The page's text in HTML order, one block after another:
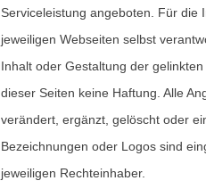
Serviceleistung angeboten. Für die
jeweiligen Webseiten selbst
Inhalt oder Gestaltung der
dieser Seiten keine Haftung. Alle
verändert, ergänzt, gelöscht oder
Bezeichnungen oder Logos sind
jeweiligen Rechteinhaber.